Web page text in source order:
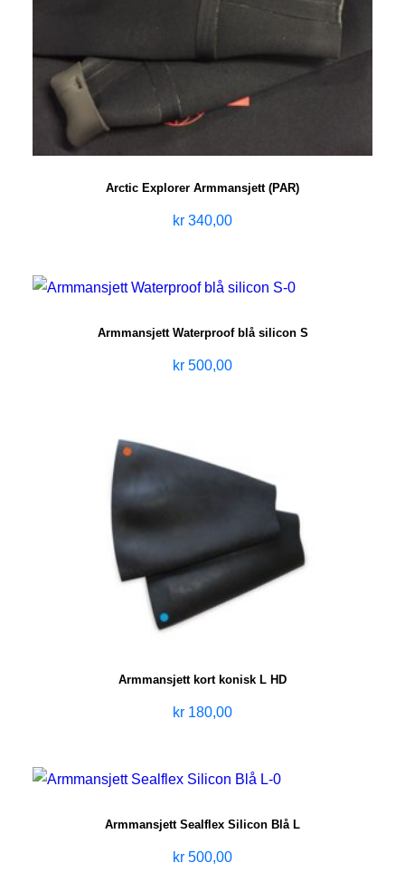
Arctic Explorer Armmansjett (PAR)
kr 340,00
Armmansjett Waterproof blå silicon S
kr 500,00
Armmansjett kort konisk L HD
kr 180,00
Armmansjett Sealflex Silicon Blå L
kr 500,00